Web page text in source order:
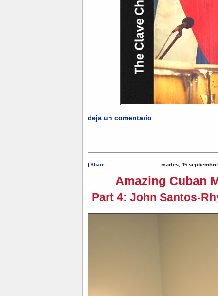
deja un comentario
| Share martes, 05
Amazing Cuban
Part 4: John Santos-